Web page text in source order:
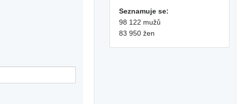
Seznamuje se:
98 122 mužů
83 950 žen